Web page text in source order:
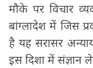
मौके पर विचार
बांग्लादेश में जिस
है यह सरासर
इस दिशा में संज्ञान